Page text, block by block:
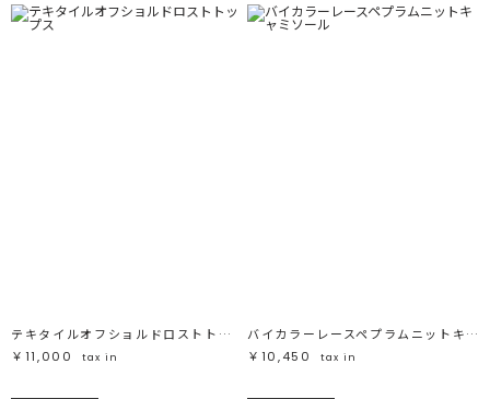
CLOSE
レッド レッド
ピンク ピンク
ミックス ミックス
新着順
テキタイルオフショルドロストトップス
￥11,000
tax in
バイカラーレースペプラムニットキャミソール
￥10,450
tax in